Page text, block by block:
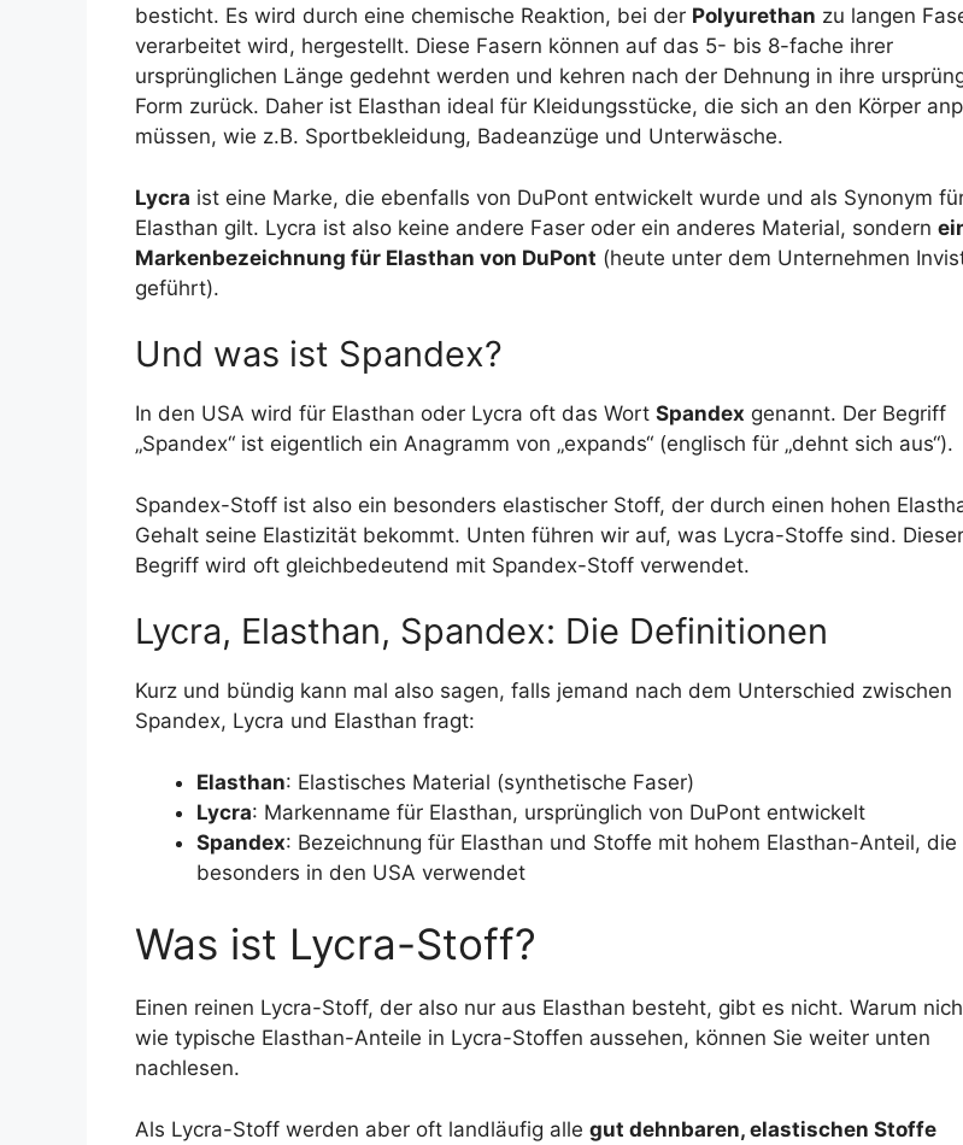
besticht. Es wird durch eine chemische Reaktion, bei der Polyurethan zu langen
verarbeitet wird, hergestellt. Diese Fasern können auf das 5- bis 8-fache ihrer
ursprünglichen Länge gedehnt werden und kehren nach der Dehnung in ihre
Form zurück. Daher ist Elasthan ideal für Kleidungsstücke, die sich an den Körper
müssen, wie z.B. Sportbekleidung, Badeanzüge und Unterwäsche.
Lycra ist eine Marke, die ebenfalls von DuPont entwickelt wurde und als Synonym
Elasthan gilt. Lycra ist also keine andere Faser oder ein anderes Material, sondern
Markenbezeichnung für Elasthan von DuPont (heute unter dem Unternehmen
geführt).
Und was ist Spandex?
In den USA wird für Elasthan oder Lycra oft das Wort Spandex genannt. Der Begriff
„Spandex“ ist eigentlich ein Anagramm von „expands“ (englisch für „dehnt sich aus“).
Spandex-Stoff ist also ein besonders elastischer Stoff, der durch einen hohen
Gehalt seine Elastizität bekommt. Unten führen wir auf, was Lycra-Stoffe sind. Dieser
Begriff wird oft gleichbedeutend mit Spandex-Stoff verwendet.
Lycra, Elasthan, Spandex: Die Definitionen
Kurz und bündig kann mal also sagen, falls jemand nach dem Unterschied zwischen
Spandex, Lycra und Elasthan fragt:
Elasthan: Elastisches Material (synthetische Faser)
Lycra: Markenname für Elasthan, ursprünglich von DuPont entwickelt
Spandex: Bezeichnung für Elasthan und Stoffe mit hohem Elasthan-Anteil, die
besonders in den USA verwendet
Was ist Lycra-Stoff?
Einen reinen Lycra-Stoff, der also nur aus Elasthan besteht, gibt es nicht. Warum
wie typische Elasthan-Anteile in Lycra-Stoffen aussehen, können Sie weiter unten
nachlesen.
Als Lycra-Stoff werden aber oft landläufig alle gut dehnbaren, elastischen Stoffe